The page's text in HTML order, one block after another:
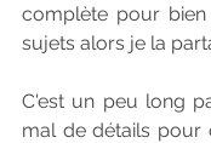
complète pour
sujets alors je la
C'est un peu long
mal de détails pour